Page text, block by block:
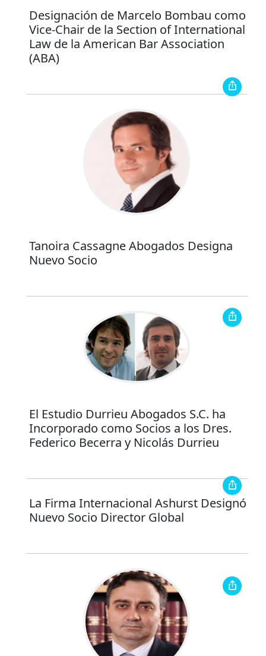
Designación de Marcelo Bombau como
Vice-Chair de la Section of International
Law de la American Bar Association
(ABA)
Tanoira Cassagne Abogados Designa
Nuevo Socio
El Estudio Durrieu Abogados S.C. ha
Incorporado como Socios a los Dres.
Federico Becerra y Nicolás Durrieu
La Firma Internacional Ashurst Designó
Nuevo Socio Director Global